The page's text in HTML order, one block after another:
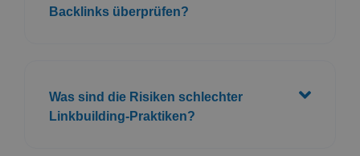
Backlinks überprüfen?
Was sind die Risiken schlechter
Linkbuilding-Praktiken?